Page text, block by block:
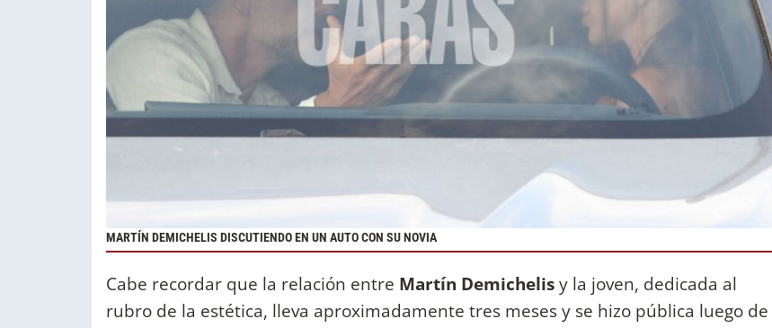
MARTÍN DEMICHELIS DISCUTIENDO EN UN AUTO CON SU NOVIA
Cabe recordar que la relación entre Martín Demichelisy la joven, dedicada al
rubro de la estética, lleva aproximadamente tres meses y se hizo pública luego de